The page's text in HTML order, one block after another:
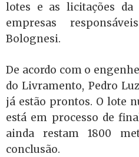
lotes e as licitações da
empresas
Bolognesi.
De acordo com o
do Livramento, Pedro
já estão prontos. O lote
está em processo de
ainda restam 1800
conclusão.